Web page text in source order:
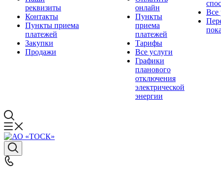
реквизиты
Контакты
Пункты приема
платежей
Закупки
Продажи
онлайн
Пункты
приема
платежей
Тарифы
Все услуги
Графики
планового
отключения
электрической
энергии
Все